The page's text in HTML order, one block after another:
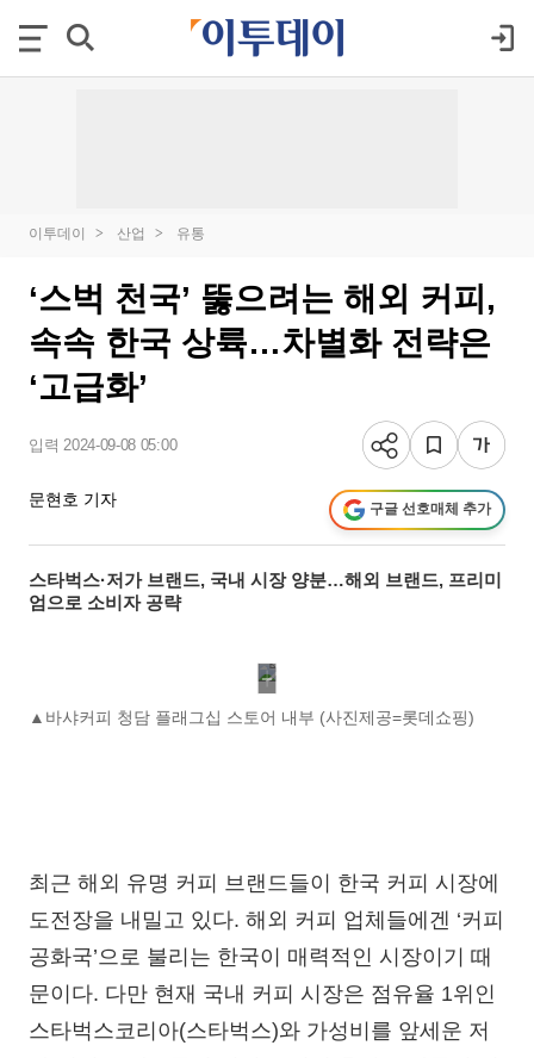
이투데이 산업 유통
‘스벅 천국’ 뚫으려는 해외 커피,
속속 한국 상륙…차별화 전략은
‘고급화’
입력 2024-09-08 05:00
문현호 기자 구글 선호매체 추가
스타벅스·저가 브랜드, 국내 시장 양분…해외 브랜드, 프리미
엄으로 소비자 공략
▲바샤커피 청담 플래그십 스토어 내부 (사진제공=롯데쇼핑)
최근 해외 유명 커피 브랜드들이 한국 커피 시장에
도전장을 내밀고 있다. 해외 커피 업체들에겐 ‘커피
공화국’으로 불리는 한국이 매력적인 시장이기 때
문이다. 다만 현재 국내 커피 시장은 점유율 1위인
스타벅스코리아(스타벅스)와 가성비를 앞세운 저